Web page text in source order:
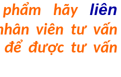
hãy liên
viên tư vấn
để được tư vấn